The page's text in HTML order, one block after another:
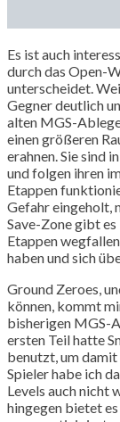
Es ist auch
durch das Open-
unterscheidet.
Gegner deutlich
alten MGS-
einen größeren
erahnen. Sie sind
und folgen ihren
Etappen
Gefahr eingeholt,
Save-Zone gibt
Etappen
haben und sich
Ground Zeroes,
können, kommt
bisherigen MGS-
ersten Teil hatte
benutzt, um damit
Spieler habe ich
Levels auch nicht
hingegen bietet